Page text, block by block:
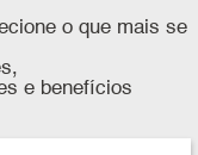
o que mais se
e benefícios